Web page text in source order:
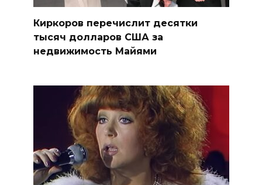
Киркоров перечислит десятки
тысяч долларов США за
недвижимость Майями